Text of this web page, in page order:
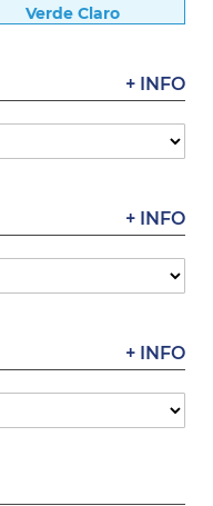
Verde Claro
+ INFO
+ INFO
+ INFO